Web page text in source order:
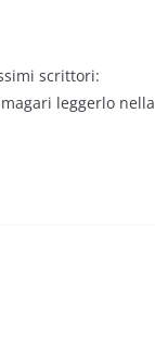
scrittori:
leggerlo nella